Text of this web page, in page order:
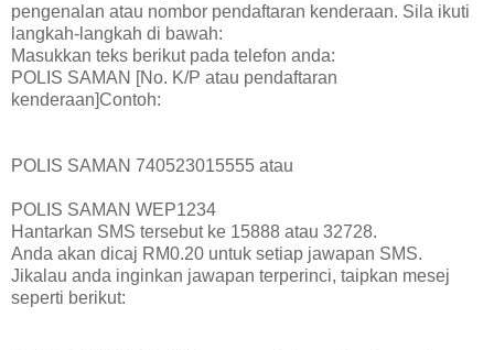
pengenalan atau nombor pendaftaran kenderaan. Sila ikuti
langkah-langkah di bawah:
Masukkan teks berikut pada telefon anda:
POLIS SAMAN [No. K/P atau pendaftaran
kenderaan]Contoh:
POLIS SAMAN 740523015555 atau
POLIS SAMAN WEP1234
Hantarkan SMS tersebut ke 15888 atau 32728.
Anda akan dicaj RM0.20 untuk setiap jawapan SMS.
Jikalau anda inginkan jawapan terperinci, taipkan mesej
seperti berikut: